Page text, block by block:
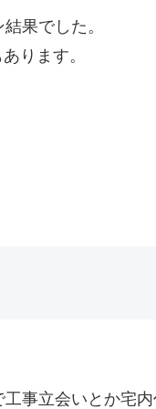
果でした。
ります。
事立会いとか宅